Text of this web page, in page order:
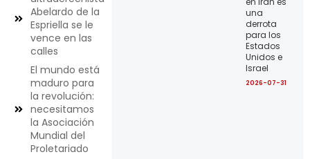
Abelardo de la
Espriella se le
vence en las
calles
El mundo está
maduro para
la revolución:
necesitamos
la Asociación
Mundial del
Proletariado
una
derrota
para los
Estados
Unidos e
Israel
2026-07-31